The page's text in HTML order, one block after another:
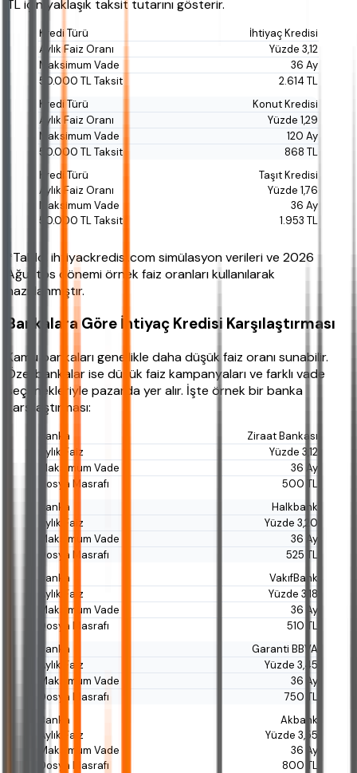
TL için yaklaşık taksit tutarını gösterir.
İhtiyaç Kredisi
Yüzde 3,12
36 Ay
2.614 TL
Konut Kredisi
Yüzde 1,29
120 Ay
868 TL
Taşıt Kredisi
Yüzde 1,76
36 Ay
1.953 TL
*Tablo, ihtiyackredisi.com simülasyon verileri ve 2026
Ağustos dönemi örnek faiz oranları kullanılarak
hazırlanmıştır.
Bankalara Göre İhtiyaç Kredisi Karşılaştırması
Kamu bankaları genellikle daha düşük faiz oranı sunabilir.
Özel bankalar ise düşük faiz kampanyaları ve farklı vade
seçenekleriyle pazarda yer alır. İşte örnek bir banka
karşılaştırması:
Ziraat Bankası
Yüzde 3,12
36 Ay
500 TL
Halkbank
Yüzde 3,20
36 Ay
525 TL
VakıfBank
Yüzde 3,18
36 Ay
510 TL
Garanti BBVA
Yüzde 3,45
36 Ay
750 TL
Akbank
Yüzde 3,55
36 Ay
800 TL